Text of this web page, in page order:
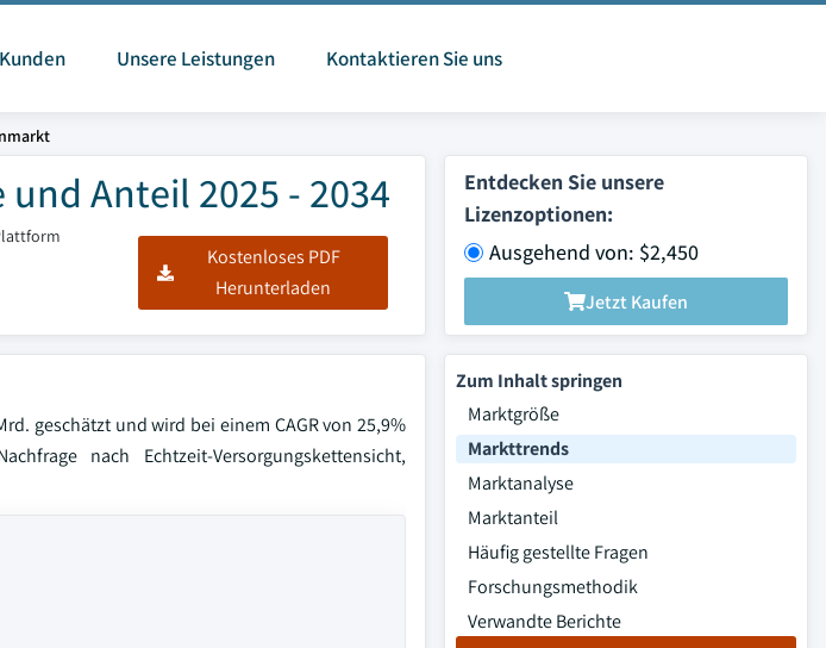
Unsere Leistungen Kontaktieren Sie uns
Anteil 2025 - 2034
Kostenloses PDF
Herunterladen
Entdecken Sie unsere
Lizenzoptionen:
Ausgehend von: $2,450
Jetzt Kaufen
geschätzt und wird bei einem CAGR von 25,9%
nach Echtzeit-Versorgungskettensicht,
Zum Inhalt springen
Marktgröße
Markttrends
Marktanalyse
Marktanteil
Häufig gestellte Fragen
Forschungsmethodik
Verwandte Berichte